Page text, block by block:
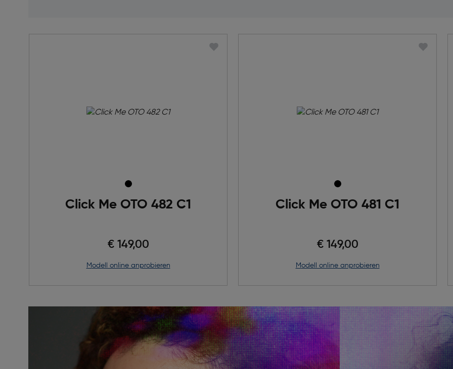
Click Me OTO 482 C1
€ 149,00
Modell online anprobieren
Click Me OTO 481 C1
€ 149,00
Modell online anprobieren